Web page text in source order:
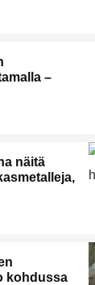
–
näitä
kohdussa